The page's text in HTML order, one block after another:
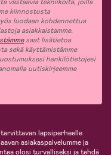
vastaavia tekniikoita, joilla
kiinnostusta
luodaan kohdennettua
asiakkaistamme.
saat lisätietoa
sekä käyttämistämme
henkilötietojesi
uutiskirjeemme
lapsiperheelle
asiakaspalvelumme ja
olosi turvalliseksi ja tehdä